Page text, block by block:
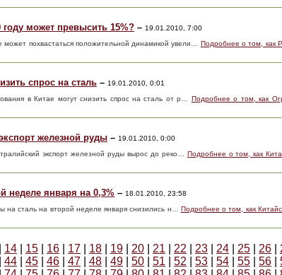
может превысить 15%? – 19.01.2010, 7:00
похвастаться положительной динамикой увели… Подробнее о том, как
спрос на сталь – 19.01.2010, 0:01
в Китае могут снизить спрос на сталь от р…
Подробнее о том, как
железной руды – 19.01.2010, 0:00
экспорт железной руды вырос до реко… Подробнее о том, как
неделе января на 0,3% – 18.01.2010, 23:58
на сталь на второй неделе января снизились н… Подробнее о том, как
14 15 16 17 18 19 20 21 22 23 24 25 26
44 45 46 47 48 49 50 51 52 53 54 55 56